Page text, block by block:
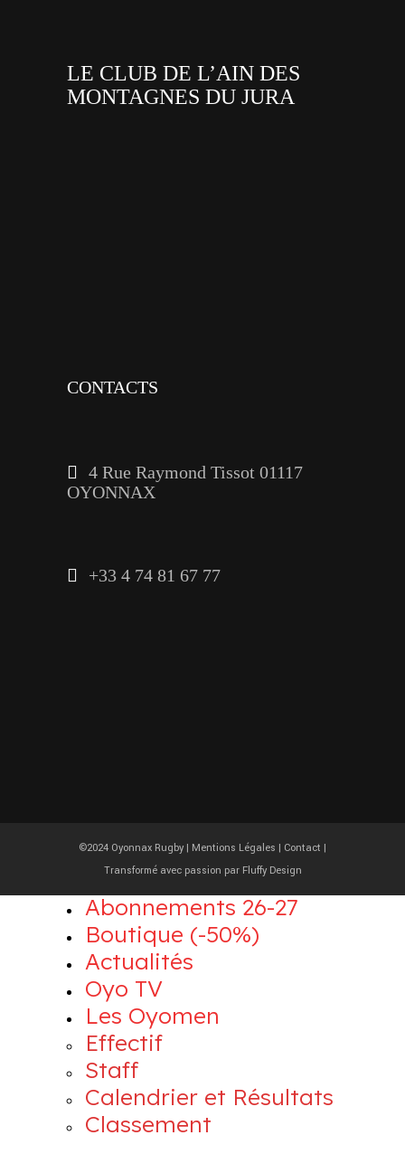
LE CLUB DE L’AIN DES
MONTAGNES DU JURA
CONTACTS
4 Rue Raymond Tissot 01117
OYONNAX
+33 4 74 81 67 77
©2024 Oyonnax Rugby | Mentions Légales | Contact |
Transformé avec passion par Fluffy Design
Abonnements 26-27
Boutique (-50%)
Actualités
Oyo TV
Les Oyomen
Effectif
Staff
Calendrier et Résultats
Classement